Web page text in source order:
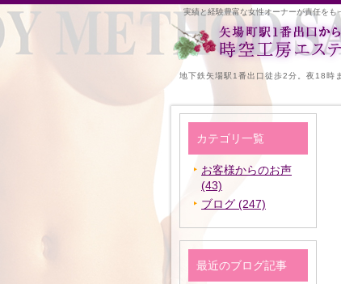
実績と経験豊富な女性オーナーが責任をも
地下鉄矢場駅1番出口徒歩2分。夜18時
カテゴリ一覧
お客様からのお声
(43)
ブログ (247)
最近のブログ記事